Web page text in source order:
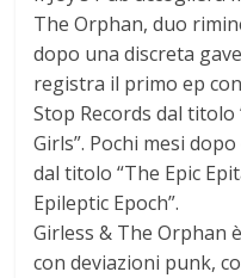
The Orphan, duo
dopo una discreta
registra il primo ep
Stop Records dal
Girls”. Pochi mesi
dal titolo “The Epic
Epileptic Epoch”.
Girless & The Orphan
con deviazioni punk,